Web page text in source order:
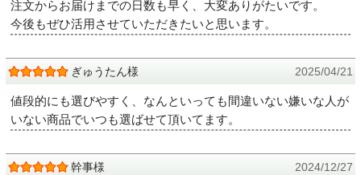
注文からお届けまでの日数も早く、大変ありがたいです。
今後もぜひ活用させていただきたいと思います。
ぎゅうたん様 2025/04/21
値段的にも選びやすく、なんといっても間違いない嫌いな人が
いない商品でいつも選ばせて頂いてます。
幹事様 2024/12/27